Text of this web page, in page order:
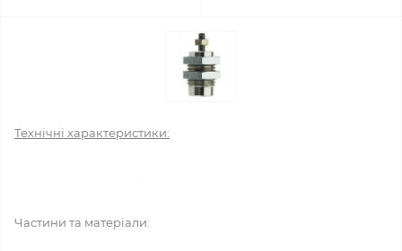
Технічні характеристики:
Частини та матеріали: